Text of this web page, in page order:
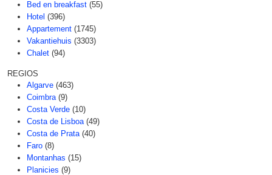
Bed en breakfast (55)
Hotel (396)
Appartement (1745)
Vakantiehuis (3303)
Chalet (94)
REGIOS
Algarve (463)
Coimbra (9)
Costa Verde (10)
Costa de Lisboa (49)
Costa de Prata (40)
Faro (8)
Montanhas (15)
Planicies (9)